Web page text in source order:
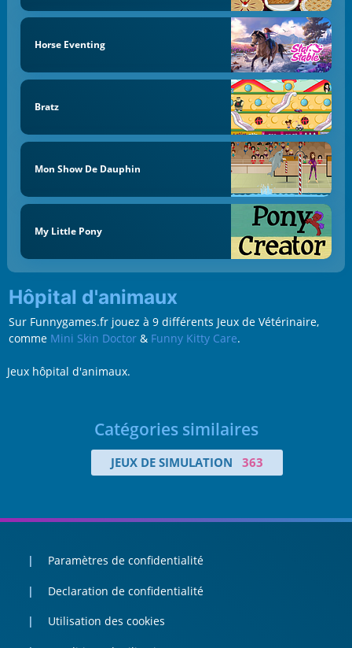
Horse Eventing
Bratz
Mon Show De Dauphin
My Little Pony
Hôpital d'animaux
Sur Funnygames.fr jouez à 9 différents Jeux de Vétérinaire,
comme Mini Skin Doctor& Funny Kitty Care.
Jeux hôpital d'animaux.
Catégories similaires
JEUX DE SIMULATION 363
Paramètres de confidentialité
Declaration de confidentialité
Utilisation des cookies